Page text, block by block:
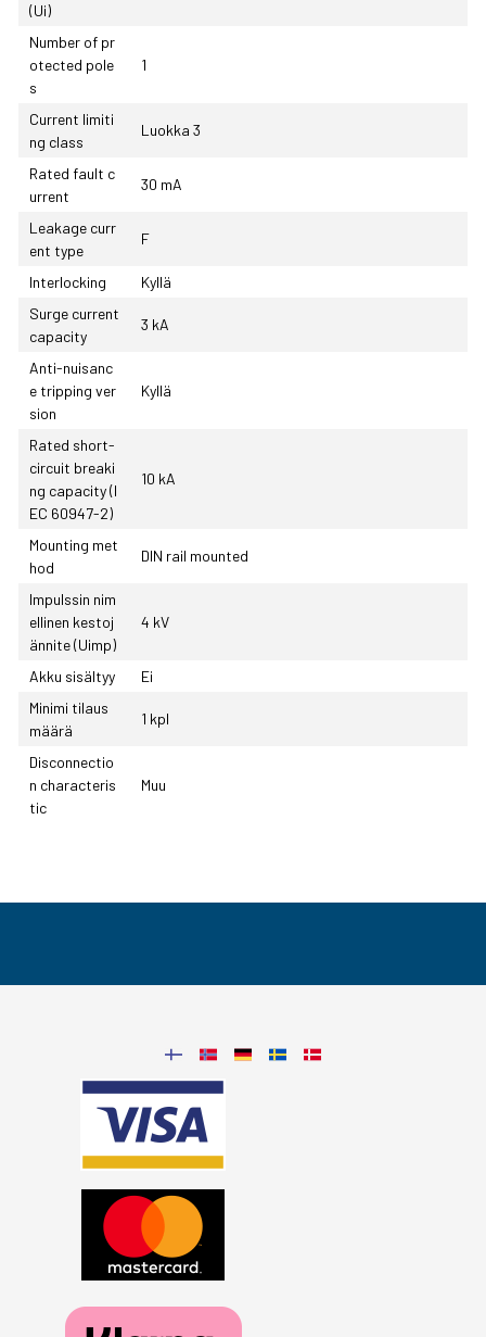
(Ui)
Number of pr
otected pole
s
1
Current limiti
ng class
Luokka 3
Rated fault c
urrent
30 mA
Leakage curr
ent type
F
Interlocking
Kyllä
Surge current
capacity
3 kA
Anti-nuisanc
e tripping ver
sion
Kyllä
Rated short-
circuit breaki
ng capacity (I
EC 60947-2)
10 kA
Mounting met
hod
DIN rail mounted
Impulssin nim
ellinen kestoj
ännite (Uimp)
4 kV
Akku sisältyy
Ei
Minimi tilaus
määrä
1 kpl
Disconnectio
n characteris
tic
Muu